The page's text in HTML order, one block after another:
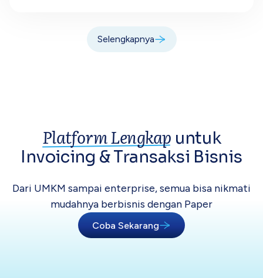
Selengkapnya
Platform Lengkap untuk
Invoicing &Transaksi Bisnis
Dari UMKM sampai enterprise, semua bisa nikmati
mudahnya berbisnis dengan Paper
Coba Sekarang